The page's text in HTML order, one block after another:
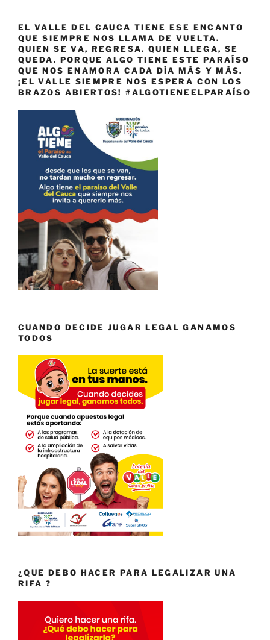
EL VALLE DEL CAUCA TIENE ESE ENCANTO
QUE SIEMPRE NOS LLAMA DE VUELTA.
QUIEN SE VA, REGRESA. QUIEN LLEGA, SE
QUEDA. PORQUE ALGO TIENE ESTE PARAÍSO
QUE NOS ENAMORA CADA DÍA MÁS Y MÁS.
¡EL VALLE SIEMPRE NOS ESPERA CON LOS
BRAZOS ABIERTOS! #ALGOTIENEELPARAÍSO
CUANDO DECIDE JUGAR LEGAL GANAMOS
TODOS
¿QUE DEBO HACER PARA LEGALIZAR UNA
RIFA ?